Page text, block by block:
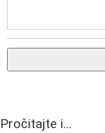
Pročitajte i...